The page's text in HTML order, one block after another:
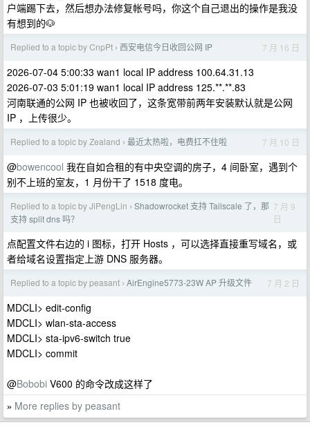
户端踢下去，然后想办法修复帐号吗，你这个自己退出的操作是我没
有想到的🐶
Replied to a topic by CnpPt › 西安电信今日收回公网 IP 7 月 16 日
2026-07-04 5:00:33 wan1 local IP address 100.64.31.13
2026-07-03 5:01:19 wan1 local IP address 125.**.**.83
河南联通的公网 IP 也被收回了，这条宽带前两年安装默认就是公网
IP ，上传很少。
Replied to a topic by Zealand › 最近太热啦，电费扛不住啦 7 月 10 日
@bowencool 我在自如合租的有中央空调的房子，4 间卧室，遇到个
别不上班的室友，1 月份干了 1518 度电。
Replied to a topic by JiPengLin › Shadowrocket 支持 Tailscale 了，那
支持 split dns 吗？
7 月 9
日
点配置文件右边的 i 图标，打开 Hosts ，可以选择直接重写域名，或
者给域名设置指定上游 DNS 服务器。
Replied to a topic by peasant › AirEngine5773-23W AP 升级文件 7 月 2 日
MDCLI> edit-config
MDCLI> wlan-sta-access
MDCLI> sta-ipv6-switch true
MDCLI> commit
@Bobobi V600 的命令改成这样了
» More replies by peasant